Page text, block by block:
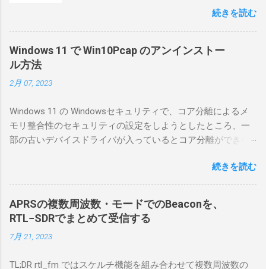
としているので、リモートから操作できる無
線局構築のために、真面目に使ってみること
くだろうと思ったのだが、ちっともそんなに
合は、下記のこれらものが必要である ICOMの
無線機。 今回は私が持っているIC-7300を使
う。 無線機側(サーバ側) のWindows PC。 今
を入れて使っている。 TPMとか入っているの
でBitLockerのDisk暗号化もでき、遠隔地で盗難
にあってもデータ流出の危険性が少ないかな
と思って。 操作側 (クライアント側) の
続きを読む
Windows 11 で Win10Pcap のアンインストー
ル方法
2月 07, 2023
Windows 11 の Windowsセキュリティで、コア分離によるメ
モリ整合性のセキュリティの設定をしようとしたところ、一
部の古いデバイスドライバが入っているとコア分離ができな
で利用する Win10Pcap.sys が入っているためにコア分離がで
きないとエラーが出ておりました。 アンインストールのプロ
グラムなどを走らせてもアンインストールできなかったの
で、どのように実行すればよいのか調べながら実施しまし
た。結論としては pnputil というコマンドを用いればよかった
です。 まずは管理者権限でTerminalを実行します。
続きを読む
APRSの複数周波数・モードでのBeaconを、
RTL−SDRでまとめて受信する
7月 21, 2023
TL;DR rtl_fm ではスケルチ機能を組み合わせて複数周波数の